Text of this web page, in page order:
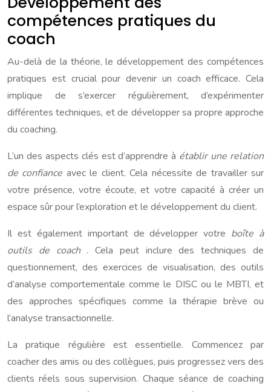
compétences pratiques du
coach
Au-delà de la théorie, le développement des compétences
pratiques est crucial pour devenir un coach efficace. Cela
implique de s’exercer régulièrement, d’expérimenter
différentes techniques, et de développer sa propre approche
du coaching.
L’un des aspects clés est d’apprendre à établir une relation
de confiance avec le client. Cela nécessite de travailler sur
votre présence, votre écoute, et votre capacité à créer un
espace sûr pour l’exploration et le développement du client.
Il est également important de développer votre boîte à
outils de coach . Cela peut inclure des techniques de
questionnement, des exercices de visualisation, des outils
d’analyse comportementale comme le DISC ou le MBTI, et
des approches spécifiques comme la thérapie brève ou
l’analyse transactionnelle.
La pratique régulière est essentielle. Commencez par
coacher des amis ou des collègues, puis progressez vers des
clients réels sous supervision. Chaque séance de coaching